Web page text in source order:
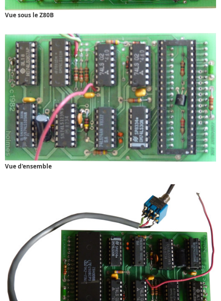
Vue sous le Z80B
Vue d'ensemble